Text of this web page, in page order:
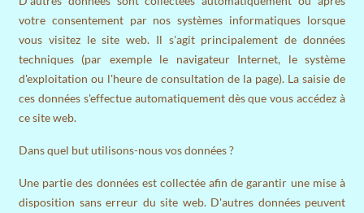
votre consentement par nos systèmes informatiques lorsque
vous visitez le site web. Il s'agit principalement de données
techniques (par exemple le navigateur Internet, le système
d'exploitation ou l'heure de consultation de la page). La saisie de
ces données s'effectue automatiquement dès que vous accédez à
ce site web.
Dans quel but utilisons-nous vos données ?
Une partie des données est collectée afin de garantir une mise à
disposition sans erreur du site web. D'autres données peuvent